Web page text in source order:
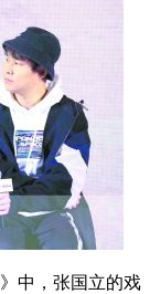
中，张国立的戏